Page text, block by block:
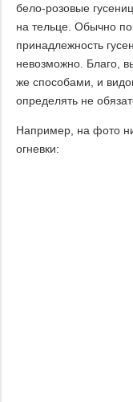
бело-розовые
на тельце. Обычно
принадлежность
невозможно. Благо,
же способами, и
определять не
Например, на фото
огневки: